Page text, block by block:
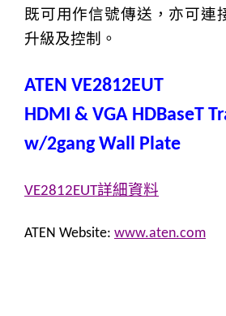
既可用作信號傳送，亦可連
升級及控制 。
ATEN VE2812EUT
HDMI & VGA HDBaseT
w/2gang Wall Plate
VE2812EUT詳細資料
ATEN Website: www.aten.com